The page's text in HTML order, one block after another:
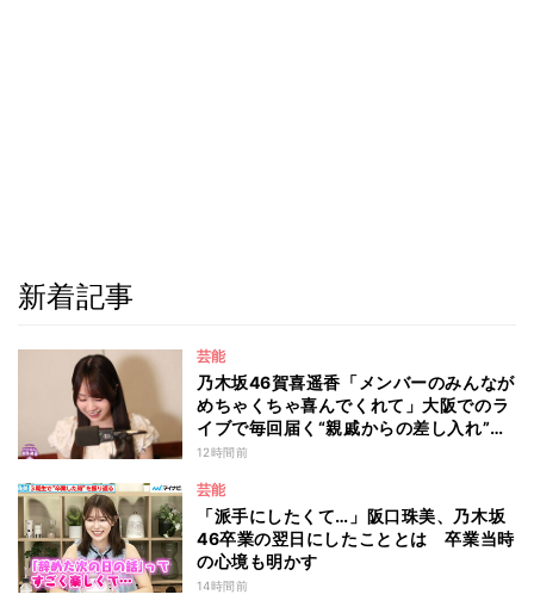
新着記事
芸能
乃木坂46賀喜遥香「メンバーのみんなが
めちゃくちゃ喜んでくれて」大阪でのラ
イブで毎回届く“親戚からの差し入れ”と
は？
12時間前
芸能
「派手にしたくて…」阪口珠美、乃木坂
46卒業の翌日にしたこととは 卒業当時
の心境も明かす
14時間前